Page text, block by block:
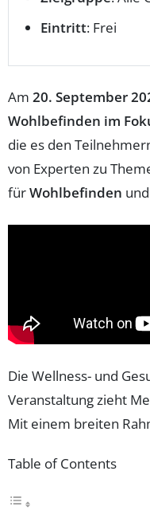
Eintritt: Frei
Am 20. September
Wohlbefinden im
die es den
von Experten zu
fürWohlbefinden und
Die Wellness- und
Veranstaltung zieht
Mit einem breiten
Table of Contents